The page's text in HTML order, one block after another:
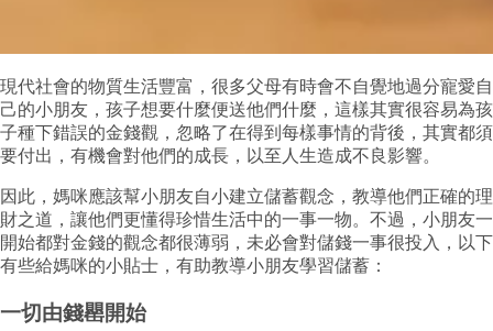
現代社會的物質生活豐富，很多父母有時會不自覺地過分寵愛自
己的小朋友，孩子想要什麼便送他們什麼，這樣其實很容易為孩
子種下錯誤的金錢觀，忽略了在得到每樣事情的背後，其實都須
要付出，有機會對他們的成長，以至人生造成不良影響。
因此，媽咪應該幫小朋友自小建立儲蓄觀念，教導他們正確的理
財之道，讓他們更懂得珍惜生活中的一事一物。不過，小朋友一
開始都對金錢的觀念都很薄弱，未必會對儲錢一事很投入，以下
有些給媽咪的小貼士，有助教導小朋友學習儲蓄：
一切由錢罌開始